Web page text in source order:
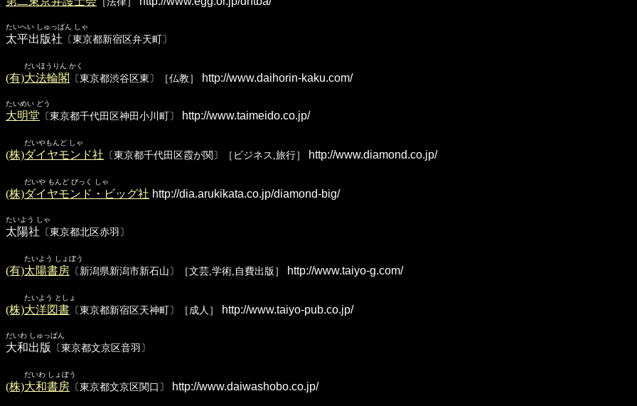
たいへい しゅっぱん しゃ
太平出版社 〔東京都新宿区弁天町〕
だいほうりん かく
(有)大法輪閣 〔東京都渋谷区東〕［仏教］ http://www.daihorin-kaku.com/
たいめい どう
大明堂 〔東京都千代田区神田小川町〕 http://www.taimeido.co.jp/
だいやもんど しゃ
(株)ダイヤモンド社 〔東京都千代田区霞が関〕［ビジネス,旅行］ http://www.diamond.co.jp/
だいや もんど びっく しゃ
(株)ダイヤモンド・ビッグ社 http://dia.arukikata.co.jp/diamond-big/
たいよう しゃ
太陽社 〔東京都北区赤羽〕
たいよう しょぼう
(有)太陽書房 〔新潟県新潟市新石山〕［文芸,学術,自費出版］ http://www.taiyo-g.com/
たいよう としょ
(株)大洋図書 〔東京都新宿区天神町〕［成人］ http://www.taiyo-pub.co.jp/
だいわ しゅっぱん
大和出版 〔東京都文京区音羽〕
だいわ しょぼう
(株)大和書房 〔東京都文京区関口〕 http://www.daiwashobo.co.jp/